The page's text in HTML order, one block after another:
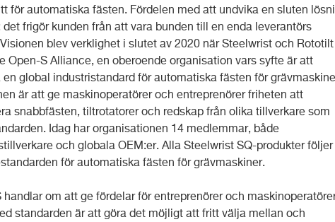
för automatiska fästen. Fördelen med att undvika en sluten
det frigör kunden från att vara bunden till en enda leverantörs
blev verklighet i slutet av 2020 när Steelwrist och Rototilt
Open-S Alliance, en oberoende organisation vars syfte är att
en global industristandard för automatiska fästen för
är att ge maskinoperatörer och entreprenörer friheten att
snabbfästen, tiltrotatorer och redskap från olika tillverkare som
Idag har organisationen 14 medlemmar, både
och globala OEM:er. Alla Steelwrist SQ-produkter följer
för automatiska fästen för grävmaskiner.
handlar om att ge fördelar för entreprenörer och
standarden är att göra det möjligt att fritt välja mellan och